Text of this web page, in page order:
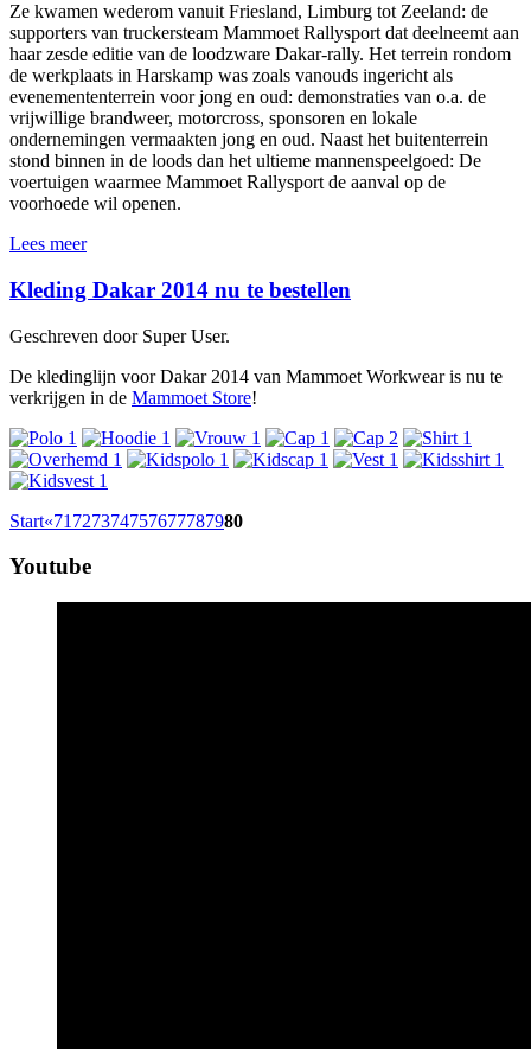
Ze kwamen wederom vanuit Friesland, Limburg tot Zeeland: de
supporters van truckersteam Mammoet Rallysport dat deelneemt aan
haar zesde editie van de loodzware Dakar-rally. Het terrein rondom
de werkplaats in Harskamp was zoals vanouds ingericht als
evenemententerrein voor jong en oud: demonstraties van o.a. de
vrijwillige brandweer, motorcross, sponsoren en lokale
ondernemingen vermaakten jong en oud. Naast het buitenterrein
stond binnen in de loods dan het ultieme mannenspeelgoed: De
voertuigen waarmee Mammoet Rallysport de aanval op de
voorhoede wil openen.
Lees meer
Kleding Dakar 2014 nu te bestellen
Geschreven door Super User.
De kledinglijn voor Dakar 2014 van Mammoet Workwear is nu te
verkrijgen in de Mammoet Store!
Start«71 727374757677787980
Youtube